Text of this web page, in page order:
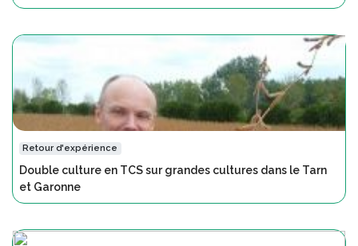
Retour d'expérience
Double culture en TCS sur grandes cultures dans le Tarn
et Garonne